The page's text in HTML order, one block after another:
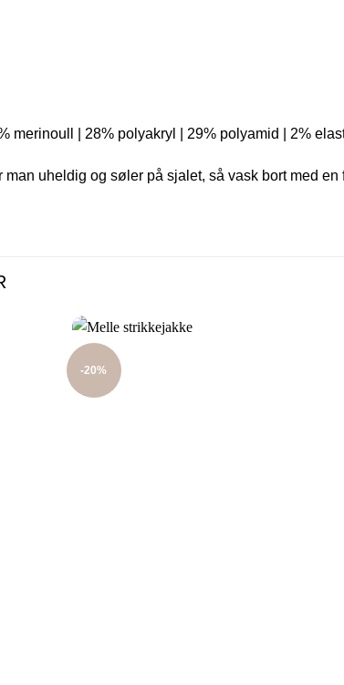
merinoull | 28% polyakryl | 29% polyamid | 2%
uheldig og søler på sjalet, så vask bort med
-20%